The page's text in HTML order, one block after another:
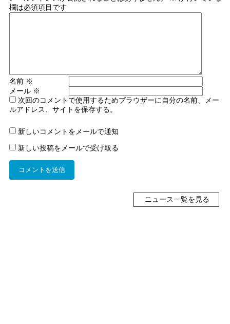
欄は必須項目です
名前 ※
メール ※
次回のコメントで使用するためブラウザーに自分の名前、メー
ルアドレス、サイトを保存する。
新しいコメントをメールで通知
新しい投稿をメールで受け取る
ニュース一覧を見る